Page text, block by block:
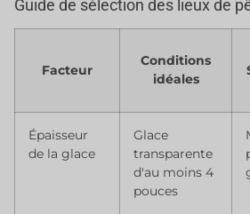
Guide de sélection des lieux de
Facteur
Conditions
idéales
Épaisseur
de la glace
Glace
transparente
d'au moins 4
pouces